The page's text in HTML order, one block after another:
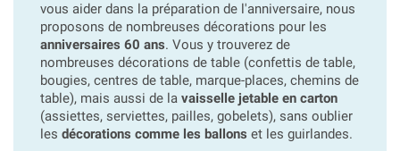
vous aider dans la préparation de l'anniversaire, nous
proposons de nombreuses décorations pour les
anniversaires 60 ans. Vous y trouverez de
nombreuses décorations de table (confettis de table,
bougies, centres de table, marque-places, chemins de
table), mais aussi de la vaisselle jetable en carton
(assiettes, serviettes, pailles, gobelets), sans oublier
les décorations comme les ballons et les guirlandes.